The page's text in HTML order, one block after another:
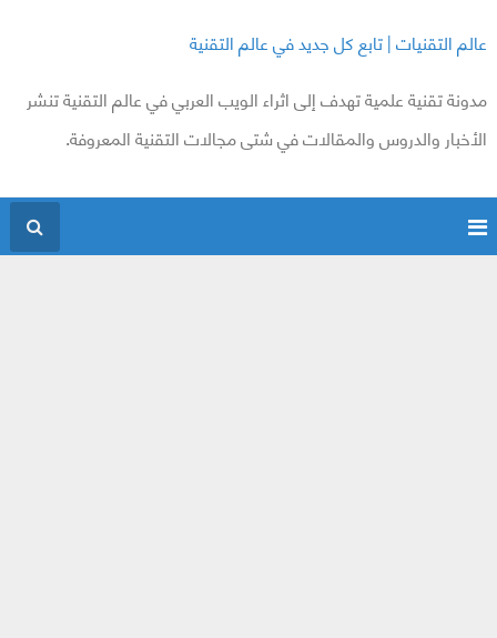
عالم التقنيات | تابع كل جديد في عالم التقنية
مدونة تقنية علمية تهدف إلى اثراء الويب العربي في عالم التقنية تنشر
الأخبار والدروس والمقالات في شتى مجالات التقنية المعروفة.